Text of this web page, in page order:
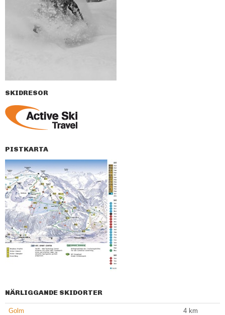
SKIDRESOR
PISTKARTA
NÄRLIGGANDE SKIDORTER
Golm 4 km